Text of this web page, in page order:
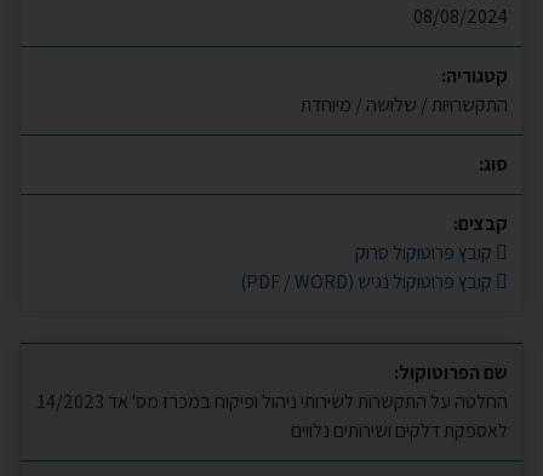
08/08/2024
קטגוריה:
התקשרויות / שלושה / מיוחדת
סוג:
קבצים:
קובץ פרוטוקול סרוק
קובץ פרוטוקול נגיש (PDF / WORD)
שם הפרוטוקול:
החלטה על התקשרות לשירותי ניהול ופיקוח במכרז מס' אד 14/2023
לאספקת דלקים ושירותים נלווים